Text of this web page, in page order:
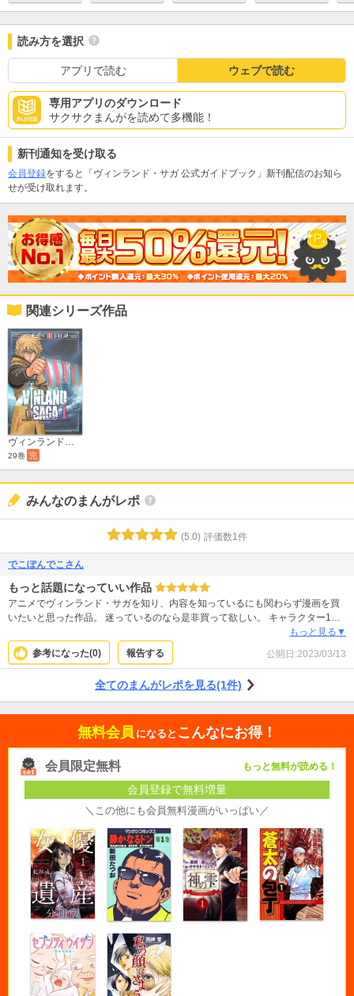
読み方を選択
アプリで読む ウェブで読む
専用アプリのダウンロード
サクサクまんがを読めて多機能！
新刊通知を受け取る
会員登録をすると「ヴィンランド・サガ 公式ガイドブック」新刊配信のお知ら
せが受け取れます。
関連シリーズ作品
ヴィンランド・サガ
29巻 完
みんなのまんがレポ
(5.0) 評価数1件
でこぽんでこさん
もっと話題になっていい作品
アニメでヴィンランド・サガを知り、内容を知っているにも関わらず漫画を買
いたいと思った作品。 迷っているのなら是非買って欲しい。 キャラクター1人
もっと見る▼
参考になった(0) 報告する 公開日:2023/03/13
全てのまんがレポを見る(1件)
無料会員 になると こんなにお得！
会員限定無料 もっと無料が読める！
会員登録で無料増量
＼この他にも会員無料漫画がいっぱい／